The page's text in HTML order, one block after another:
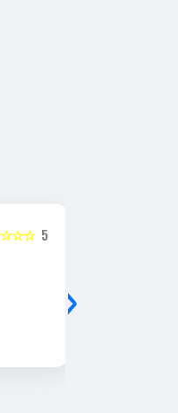
5
›